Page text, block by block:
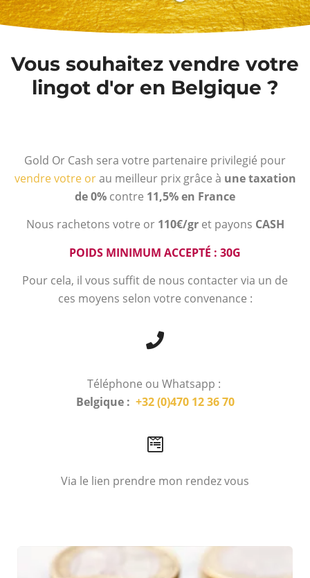
Vous souhaitez vendre votre
lingot d'or en Belgique ?
Gold Or Cash sera votre partenaire privilegié pour
vendre votre orau meilleur prix grâce à une taxation
de 0% contre 11,5% en France
Nous rachetons votre or 110€/gr et payons CASH
POIDS MINIMUM ACCEPTÉ : 30G
Pour cela, il vous suffit de nous contacter via un de
ces moyens selon votre convenance :
Téléphone ou Whatsapp :
Belgique : +32 (0)470 12 36 70
Via le lien prendre mon rendez vous